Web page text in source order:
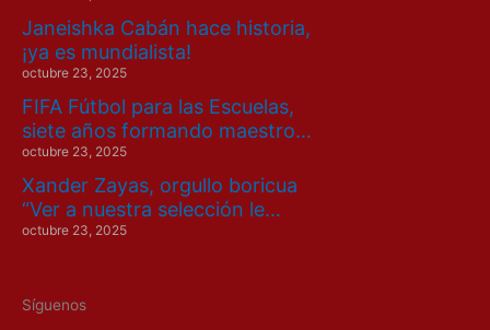
Janeishka Cabán hace historia,
¡ya es mundialista!
octubre 23, 2025
FIFA Fútbol para las Escuelas,
siete años formando maestro…
octubre 23, 2025
Xander Zayas, orgullo boricua
“Ver a nuestra selección le…
octubre 23, 2025
Síguenos